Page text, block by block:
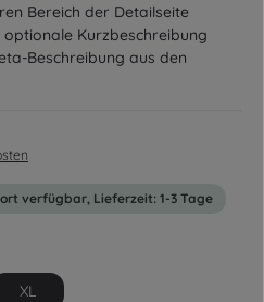
Bereich der Detailseite
Kurzbeschreibung
Beschreibung aus den
verfügbar, Lieferzeit: 1-3 Tage
XL